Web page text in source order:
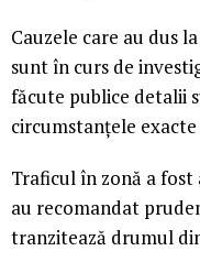
Cauzele care au dus
sunt în curs de
făcute publice detalii
circumstanțele
Traficul în zonă a
au recomandat
tranzitează drumul